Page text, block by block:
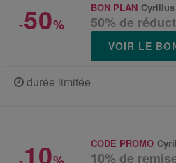
-50%
BON PLAN Cyrillus
50% de
VOIR LE
durée limitée
10 CODE PROMO
10% de